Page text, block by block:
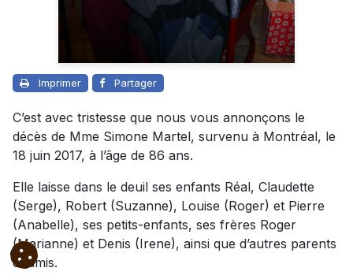
Imprimer Partager
C’est avec tristesse que nous vous annonçons le
décès de Mme Simone Martel, survenu à Montréal, le
18 juin 2017, à l’âge de 86 ans.
Elle laisse dans le deuil ses enfants Réal, Claudette
(Serge), Robert (Suzanne), Louise (Roger) et Pierre
(Anabelle), ses petits-enfants, ses frères Roger
(Marianne) et Denis (Irene), ainsi que d’autres parents
et amis.